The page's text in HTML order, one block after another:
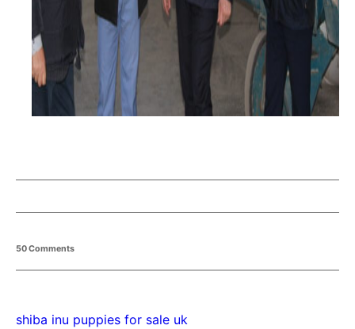
50 Comments
shiba inu puppies for sale uk